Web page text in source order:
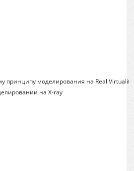
принципу моделирования на Real
на X-ray